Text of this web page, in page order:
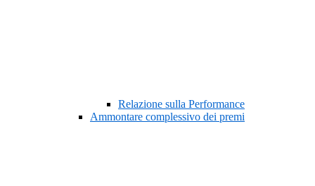
Relazione sulla Performance
Ammontare complessivo dei premi